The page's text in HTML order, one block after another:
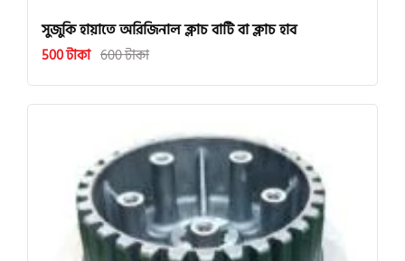
সুজুকি হায়াতে অরিজিনাল ক্লাচ বাটি বা ক্লাচ হাব
500 টাকা 600 টাকা